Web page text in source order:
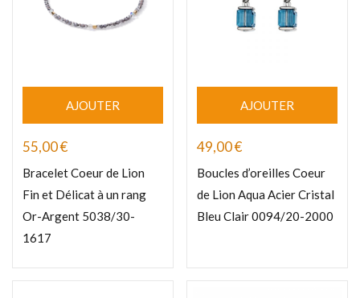
AJOUTER
55,00€
Bracelet Coeur de Lion
Fin et Délicat à un rang
Or-Argent 5038/30-
1617
AJOUTER
49,00€
Boucles d’oreilles Coeur
de Lion Aqua Acier Cristal
Bleu Clair 0094/20-2000